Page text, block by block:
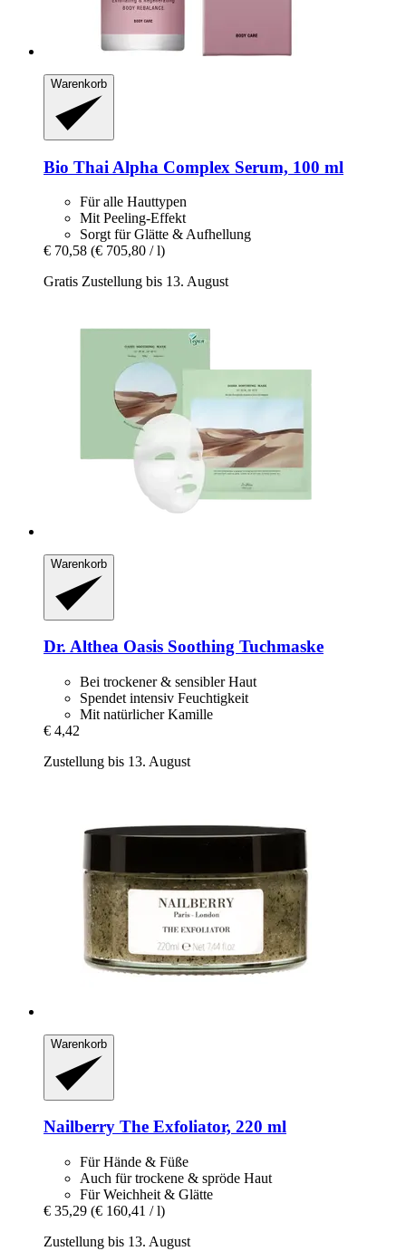
Warenkorb
Bio Thai Alpha Complex Serum, 100 ml
Für alle Hauttypen
Mit Peeling-Effekt
Sorgt für Glätte & Aufhellung
€ 70,58 (€ 705,80 / l)
Gratis Zustellung bis 13. August
Warenkorb
Dr. Althea Oasis Soothing Tuchmaske
Bei trockener & sensibler Haut
Spendet intensiv Feuchtigkeit
Mit natürlicher Kamille
€ 4,42
Zustellung bis 13. August
Warenkorb
Nailberry The Exfoliator, 220 ml
Für Hände & Füße
Auch für trockene & spröde Haut
Für Weichheit & Glätte
€ 35,29 (€ 160,41 / l)
Zustellung bis 13. August